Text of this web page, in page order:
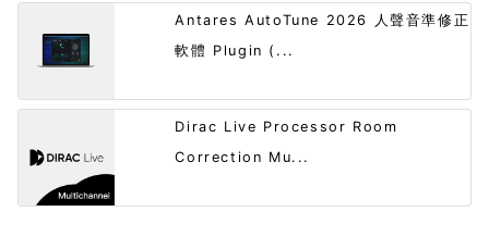
Antares AutoTune 2026 人聲音準修正
軟體 Plugin (...
Dirac Live Processor Room
Correction Mu...